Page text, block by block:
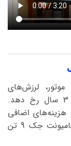
لرزش‌های
جاده‌ای، شارژ ناکافی یا عمر بیش از 2 تا 3 سال رخ دهد.
هزینه‌های اضافی
جلوگیری می‌کند. علائم اصلی خرابی باتری کامیونت جک 9 تن